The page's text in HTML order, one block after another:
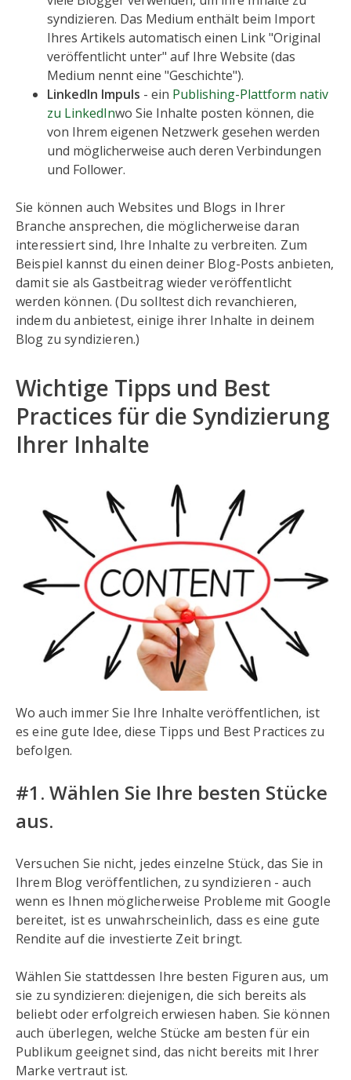
syndizieren. Das Medium enthält beim Import
Ihres Artikels automatisch einen Link "Original
veröffentlicht unter" auf Ihre Website (das
Medium nennt eine "Geschichte").
LinkedIn Impuls - ein Publishing-Plattform nativ
zu LinkedInwo Sie Inhalte posten können, die
von Ihrem eigenen Netzwerk gesehen werden
und möglicherweise auch deren Verbindungen
und Follower.
Sie können auch Websites und Blogs in Ihrer
Branche ansprechen, die möglicherweise daran
interessiert sind, Ihre Inhalte zu verbreiten. Zum
Beispiel kannst du einen deiner Blog-Posts anbieten,
damit sie als Gastbeitrag wieder veröffentlicht
werden können. (Du solltest dich revanchieren,
indem du anbietest, einige ihrer Inhalte in deinem
Blog zu syndizieren.)
Wichtige Tipps und Best
Practices für die Syndizierung
Ihrer Inhalte
Wo auch immer Sie Ihre Inhalte veröffentlichen, ist
es eine gute Idee, diese Tipps und Best Practices zu
befolgen.
#1. Wählen Sie Ihre besten Stücke
aus.
Versuchen Sie nicht, jedes einzelne Stück, das Sie in
Ihrem Blog veröffentlichen, zu syndizieren - auch
wenn es Ihnen möglicherweise Probleme mit Google
bereitet, ist es unwahrscheinlich, dass es eine gute
Rendite auf die investierte Zeit bringt.
Wählen Sie stattdessen Ihre besten Figuren aus, um
sie zu syndizieren: diejenigen, die sich bereits als
beliebt oder erfolgreich erwiesen haben. Sie können
auch überlegen, welche Stücke am besten für ein
Publikum geeignet sind, das nicht bereits mit Ihrer
Marke vertraut ist.